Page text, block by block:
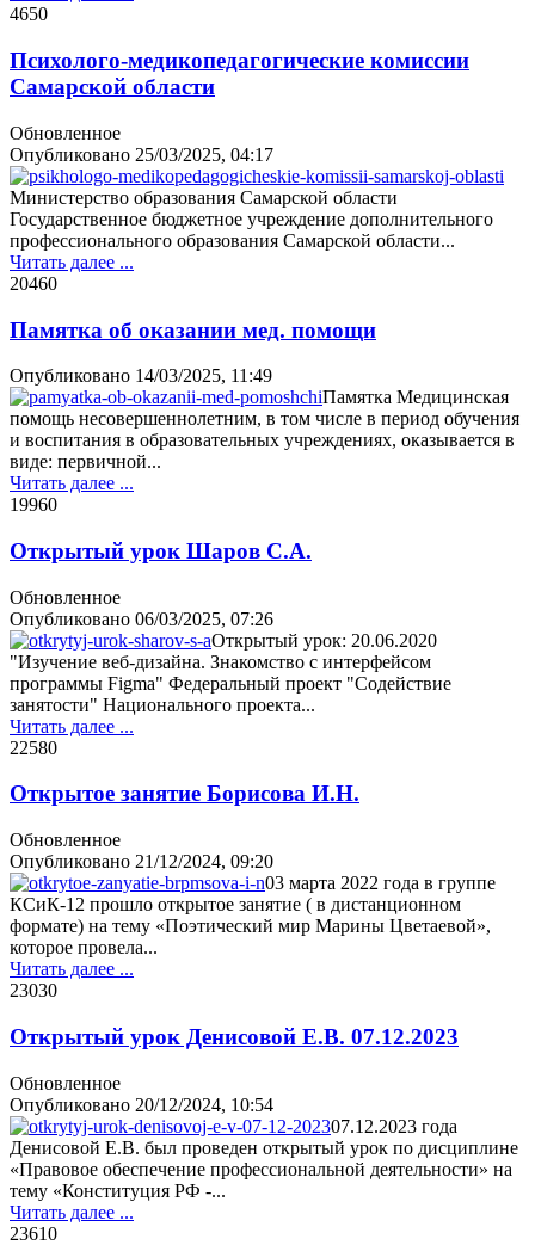
4650
Психолого-медикопедагогические комиссии
Самарской области
Обновленное
Опубликовано 25/03/2025, 04:17
Министерство образования Самарской области
Государственное бюджетное учреждение дополнительного
профессионального образования Самарской области...
Читать далее ...
20460
Памятка об оказании мед. помощи
Опубликовано 14/03/2025, 11:49
Памятка Медицинская
помощь несовершеннолетним, в том числе в период обучения
и воспитания в образовательных учреждениях, оказывается в
виде: первичной...
Читать далее ...
19960
Открытый урок Шаров С.А.
Обновленное
Опубликовано 06/03/2025, 07:26
Открытый урок: 20.06.2020
"Изучение веб-дизайна. Знакомство с интерфейсом
программы Figma" Федеральный проект "Содействие
занятости" Национального проекта...
Читать далее ...
22580
Открытое занятие Борисова И.Н.
Обновленное
Опубликовано 21/12/2024, 09:20
03 марта 2022 года в группе
КСиК-12 прошло открытое занятие ( в дистанционном
формате) на тему «Поэтический мир Марины Цветаевой»,
которое провела...
Читать далее ...
23030
Открытый урок Денисовой Е.В. 07.12.2023
Обновленное
Опубликовано 20/12/2024, 10:54
07.12.2023 года
Денисовой Е.В. был проведен открытый урок по дисциплине
«Правовое обеспечение профессиональной деятельности» на
тему «Конституция РФ -...
Читать далее ...
23610